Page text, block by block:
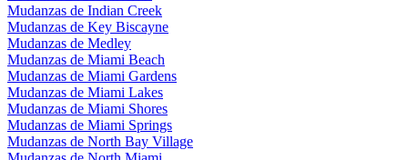
Mudanzas de Indian Creek
Mudanzas de Key Biscayne
Mudanzas de Medley
Mudanzas de Miami Beach
Mudanzas de Miami Gardens
Mudanzas de Miami Lakes
Mudanzas de Miami Shores
Mudanzas de Miami Springs
Mudanzas de North Bay Village